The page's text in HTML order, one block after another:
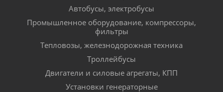
Автобусы, электробусы
Промышленное оборудование, компрессоры,
фильтры
Тепловозы, железнодорожная техника
Троллейбусы
Двигатели и силовые агрегаты, КПП
Установки генераторные